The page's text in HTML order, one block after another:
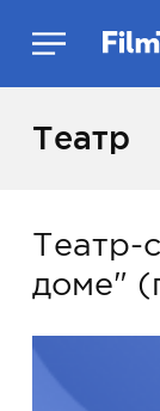
Театр
Театр-
доме"